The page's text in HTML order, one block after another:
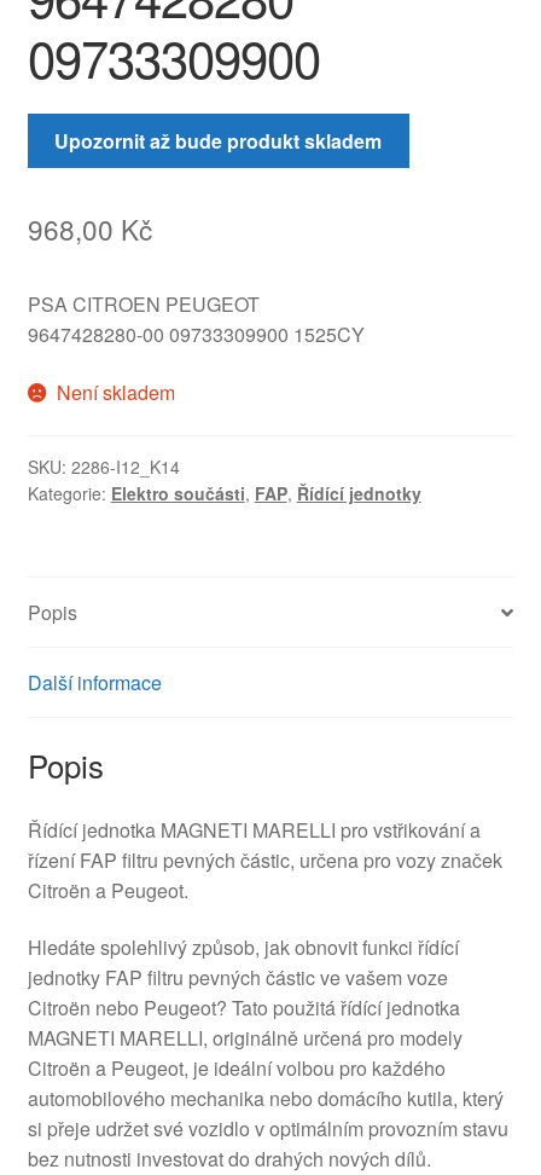
09733309900
Upozornit až bude produkt skladem
968,00 Kč
PSA CITROEN PEUGEOT
9647428280-00 09733309900 1525CY
Není skladem
SKU: 2286-I12_K14
Kategorie: Elektro součásti, FAP, Řídící jednotky
Popis
Další informace
Popis
Řídící jednotka MAGNETI MARELLI pro vstřikování a
řízení FAP filtru pevných částic, určena pro vozy značek
Citroën a Peugeot.
Hledáte spolehlivý způsob, jak obnovit funkci řídící
jednotky FAP filtru pevných částic ve vašem voze
Citroën nebo Peugeot? Tato použitá řídící jednotka
MAGNETI MARELLI, originálně určená pro modely
Citroën a Peugeot, je ideální volbou pro každého
automobilového mechanika nebo domácího kutila, který
si přeje udržet své vozidlo v optimálním provozním stavu
bez nutnosti investovat do drahých nových dílů.